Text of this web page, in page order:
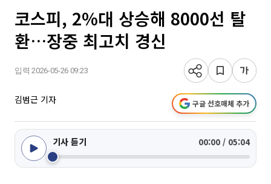
코스피, 2%대 상승해 8000선 탈
환…장중 최고치 경신
입력 2026-05-26 09:23
김범근 기자 구글 선호매체 추가
기사 듣기 00:00 / 05:04